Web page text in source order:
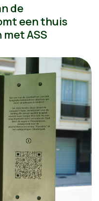
de
een thuis
ASS